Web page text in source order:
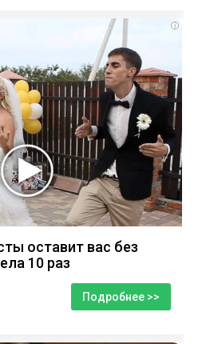
i
оставит вас без
10 раз
Подробнее >>